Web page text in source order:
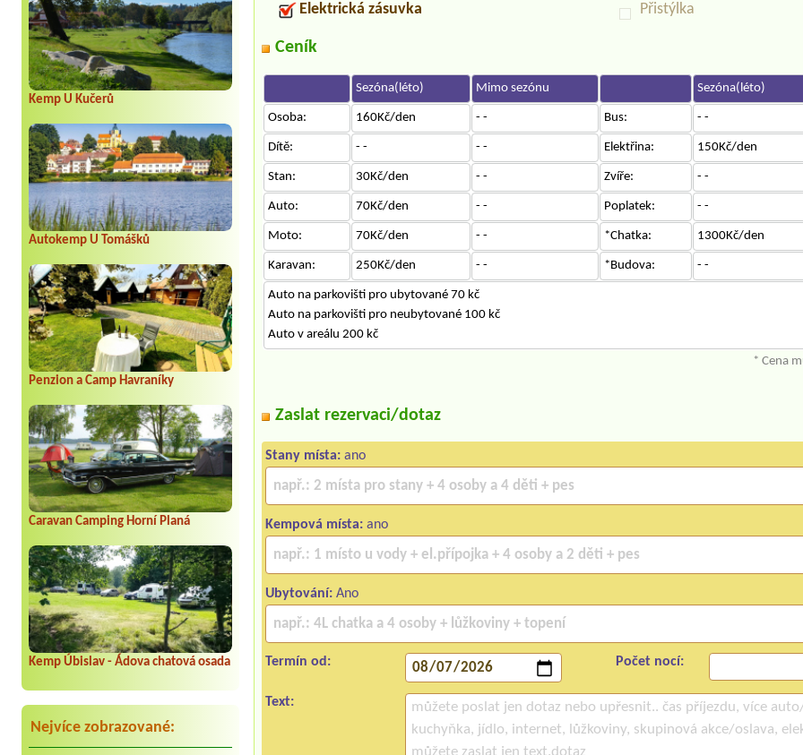
Kemp U Kučerů
Autokemp U Tomášků
Penzion a Camp Havraníky
Caravan Camping Horní Planá
Kemp Úbislav - Ádova chatová osada
Nejvíce zobrazované:
Elektrická zásuvka
Přistýlka
Ceník
Sezóna(léto) Mimo sezónu Sezóna(léto)
Osoba: 160Kč/den - - Bus: - -
Dítě: - - - - Elektřina: 150Kč/den
Stan: 30Kč/den - - Zvíře: - -
Auto: 70Kč/den - - Poplatek: - -
Moto: 70Kč/den - - *Chatka: 1300Kč/den
Karavan: 250Kč/den - - *Budova: - -
Auto na parkovišti pro ubytované 70 kč
Auto na parkovišti pro neubytované 100 kč
Auto v areálu 200 kč
* Cena
Zaslat rezervaci/dotaz
Stany místa: ano
Kempová místa: ano
Ubytování: Ano
Termín od: Počet nocí:
Text: